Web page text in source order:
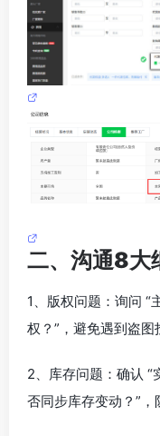
二、沟通8大
1、版权问题：询问 “
权？”，避免遇到盗图
2、库存问题：确认
否同步库存变动？”，